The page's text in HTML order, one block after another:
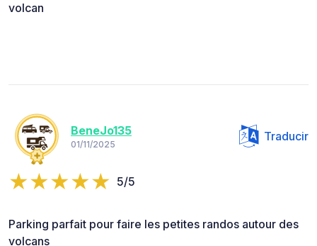
volcan
BeneJo135
01/11/2025
Traducir
5/5
Parking parfait pour faire les petites randos autour des
volcans